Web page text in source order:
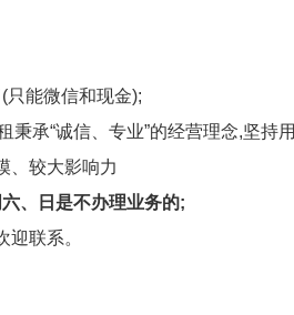
只能微信和现金);
承“诚信、专业”的经营理念,坚持用
、较大影响力
、日是不办理业务的;
联系。